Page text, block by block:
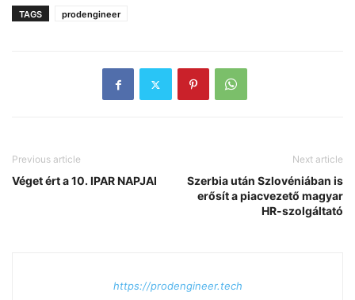
TAGS prodengineer
Previous article
Véget ért a 10. IPAR NAPJAI
Next article
Szerbia után Szlovéniában is
erősít a piacvezető magyar
HR-szolgáltató
https://prodengineer.tech